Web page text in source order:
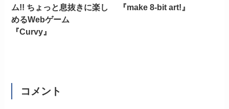
ム!! ちょっと息抜きに楽し
めるWebゲーム
『Curvy』
『make 8-bit art!』
コメント